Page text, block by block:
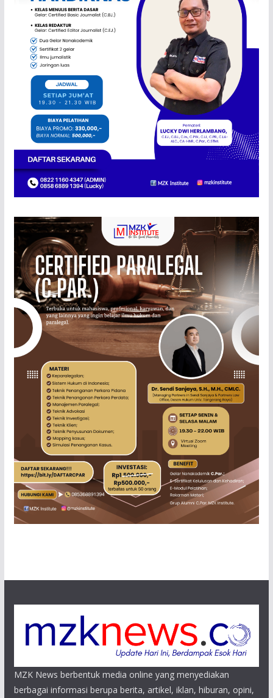
MZK News berbentuk media online yang menyediakan
berbagai informasi berupa berita, artikel, iklan, hiburan, opini,